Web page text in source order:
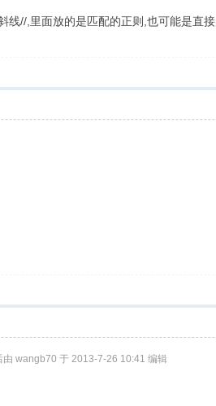
//,里面放的是匹配的正则,也可能是直
由 wangb70 于 2013-7-26 10:41 编辑